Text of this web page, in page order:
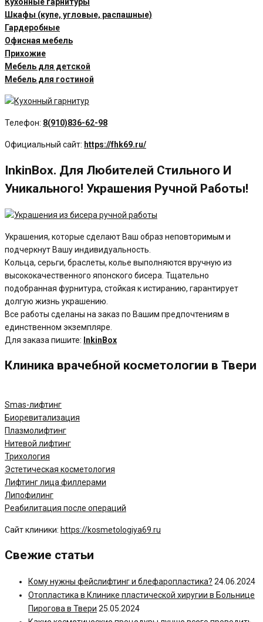
Шкафы (купе, угловые, распашные)
Гардеробные
Офисная мебель
Прихожие
Мебель для детской
Мебель для гостиной
Телефон: 8(910)836-62-98
Официальный сайт: https://fhk69.ru/
InkinBox. Для Любителей Стильного И
Уникального! Украшения Ручной Работы!
Украшения, которые сделают Ваш образ неповторимым и
подчеркнут Вашу индивидуальность.
Кольца, серьги, браслеты, колье выполняются вручную из
высококачественного японского бисера. Тщательно
подобранная фурнитура, стойкая к истиранию, гарантирует
долгую жизнь украшению.
Все работы сделаны на заказ по Вашим предпочтениям в
единственном экземпляре.
Для заказа пишите: InkinBox
Клиника врачебной косметологии в Твери
Smas-лифтинг
Биоревитализация
Плазмолифтинг
Нитевой лифтинг
Трихология
Эстетическая косметология
Лифтинг лица филлерами
Липофилинг
Реабилитация после операций
Сайт клиники: https://kosmetologiya69.ru
Свежие статьи
Кому нужны фейслифтинг и блефаропластика? 24.06.2024
Отопластика в Клинике пластической хиругии в Больнице
Пирогова в Твери 25.05.2024